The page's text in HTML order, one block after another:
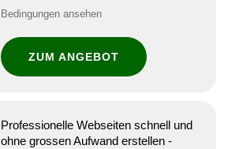
Bedingungen ansehen
ZUM ANGEBOT
Professionelle Webseiten schnell und
ohne grossen Aufwand erstellen -